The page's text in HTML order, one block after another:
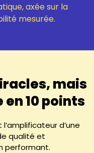
axée sur la
mesurée.
mais
10 points
d’une
qualité et
performant.